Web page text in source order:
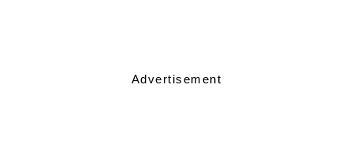
Advertisement